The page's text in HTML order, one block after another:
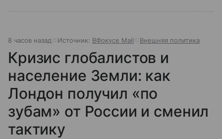
8 часов назад Источник: ВФокусе Mail Внешняя политика
Кризис глобалистов и
население Земли: как
Лондон получил «по
зубам» от России и сменил
тактику